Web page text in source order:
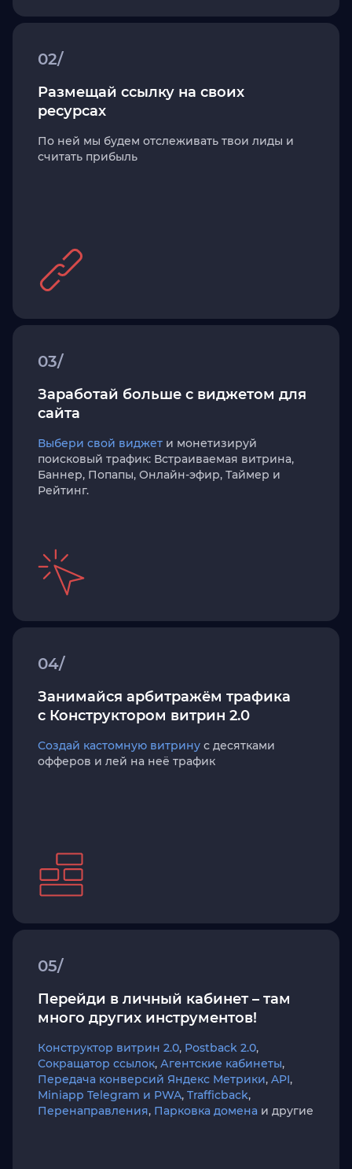
02/
Размещай ссылку на своих
ресурсах
По ней мы будем отслеживать твои лиды и
считать прибыль
03/
Заработай больше с виджетом для
сайта
Выбери свой виджет и монетизируй
поисковый трафик: Встраиваемая витрина,
Баннер, Попапы, Онлайн-эфир, Таймер и
Рейтинг.
04/
Занимайся арбитражём трафика
с Конструктором витрин 2.0
Создай кастомную витрину с десятками
офферов и лей на неё трафик
05/
Перейди в личный кабинет – там
много других инструментов!
Конструктор витрин 2.0, Postback 2.0,
Сокращатор ссылок, Агентские кабинеты,
Передача конверсий Яндекс Метрики, API,
Miniapp Telegram и PWA, Trafficback,
Перенаправления, Парковка домена и другие